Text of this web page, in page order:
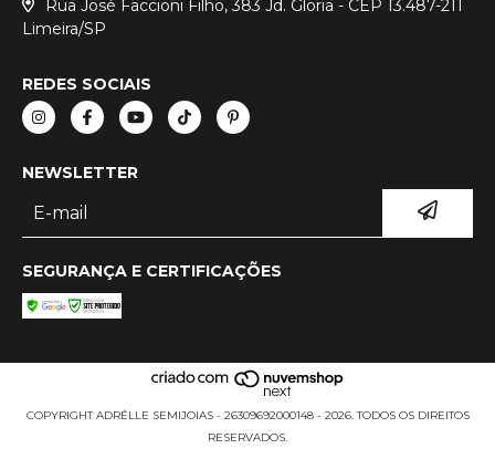
Rua José Faccioni Filho, 383 Jd. Gloria - CEP 13.487-211
Limeira/SP
REDES SOCIAIS
NEWSLETTER
SEGURANÇA E CERTIFICAÇÕES
COPYRIGHT ADRÉLLE SEMIJOIAS - 26309692000148 - 2026. TODOS OS DIREITOS
RESERVADOS.